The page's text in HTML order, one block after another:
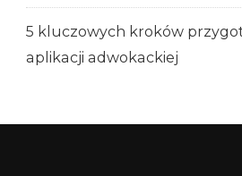
5 kluczowych kroków
aplikacji adwokackiej